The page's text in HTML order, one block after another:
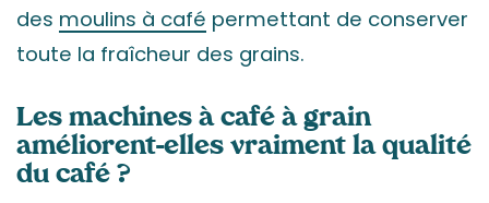
des moulins à café permettant de conserver
toute la fraîcheur des grains.
Les machines à café à grain
améliorent-elles vraiment la qualité
du café ?